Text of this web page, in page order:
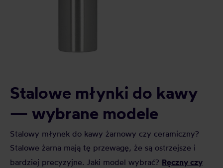
Stalowe młynki do kawy
— wybrane modele
Stalowy młynek do kawy żarnowy czy ceramiczny?
Stalowe żarna mają tę przewagę, że są ostrzejsze i
bardziej precyzyjne. Jaki model wybrać? Ręczny czy